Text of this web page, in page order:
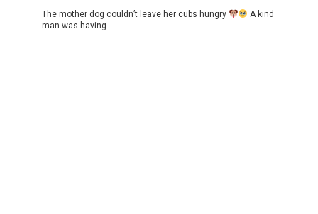
The mother dog couldn’t leave her cubs hungry
A kind
man was having